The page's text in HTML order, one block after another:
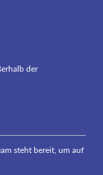
der
steht bereit, um auf